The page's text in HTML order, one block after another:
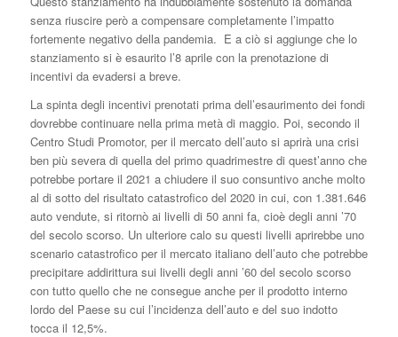
senza riuscire però a compensare completamente l’impatto
fortemente negativo della pandemia. E a ciò si aggiunge che lo
stanziamento si è esaurito l’8 aprile con la prenotazione di
incentivi da evadersi a breve.
La spinta degli incentivi prenotati prima dell’esaurimento dei fondi
dovrebbe continuare nella prima metà di maggio. Poi, secondo il
Centro Studi Promotor, per il mercato dell’auto si aprirà una crisi
ben più severa di quella del primo quadrimestre di quest’anno che
potrebbe portare il 2021 a chiudere il suo consuntivo anche molto
al di sotto del risultato catastrofico del 2020 in cui, con 1.381.646
auto vendute, si ritornò ai livelli di 50 anni fa, cioè degli anni ’70
del secolo scorso. Un ulteriore calo su questi livelli aprirebbe uno
scenario catastrofico per il mercato italiano dell’auto che potrebbe
precipitare addirittura sui livelli degli anni ’60 del secolo scorso
con tutto quello che ne consegue anche per il prodotto interno
lordo del Paese su cui l’incidenza dell’auto e del suo indotto
tocca il 12,5%.